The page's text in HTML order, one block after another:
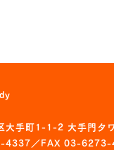
大手町1-1-2 大手門タ
4337／FAX 03-6273-